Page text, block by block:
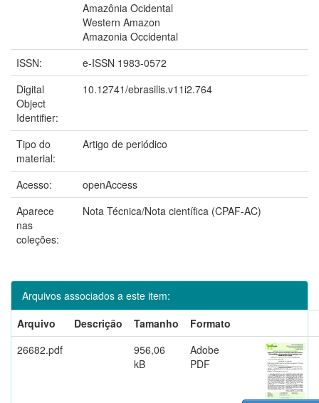
Amazônia Ocidental
Western Amazon
Amazonia Occidental
ISSN:
e-ISSN 1983-0572
Digital
Object
Identifier:
10.12741/ebrasilis.v11i2.764
Tipo do
material:
Artigo de periódico
Acesso:
openAccess
Aparece
nas
coleções:
Nota Técnica/Nota científica (CPAF-AC)
Arquivos associados a este item:
Arquivo
Descrição Tamanho
Formato
26682.pdf
956,06
kB
Adobe
PDF